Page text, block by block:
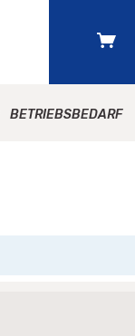
BETRIEBSBEDARF